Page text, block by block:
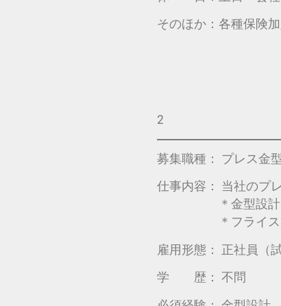
そのほか：各種保険
2
募集職種： プレス金
仕事内容： 当社のプ
＊金型設計
＊フライス盤、
雇用形態： 正社員（
学 歴： 不問